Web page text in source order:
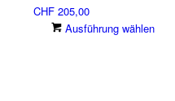
CHF205,00
Ausführung wählen